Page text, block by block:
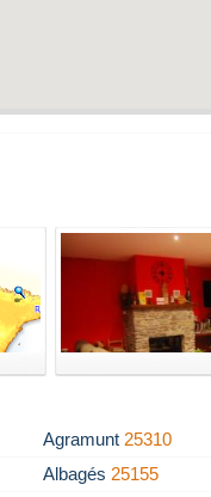
Agramunt 25310
Albagés 25155